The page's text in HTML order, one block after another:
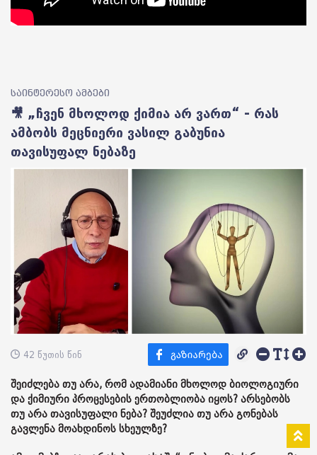
საინტერესო ამბები
🎥 „ჩვენ მხოლოდ ქიმია არ ვართ“ - რას
ამბობს მეცნიერი ვასილ გაბუნია
თავისუფალ ნებაზე
42 წუთის წინ
შეიძლება თუ არა, რომ ადამიანი მხოლოდ ბიოლოგიური
და ქიმიური პროცესების ერთობლიობა იყოს? არსებობს
თუ არა თავისუფალი ნება? შეუძლია თუ არა გონებას
გავლენა მოახდინოს სხეულზე?